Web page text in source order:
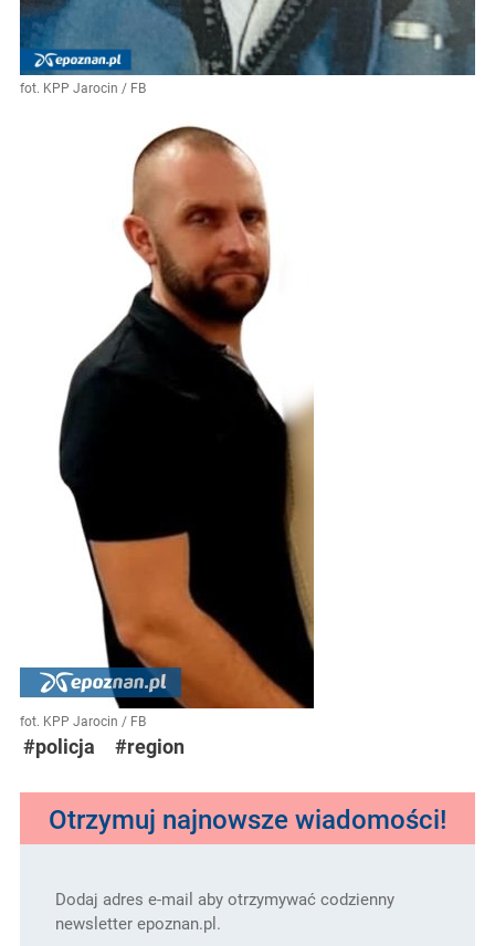
fot. KPP Jarocin / FB
fot. KPP Jarocin / FB
#policja #region
Otrzymuj najnowsze wiadomości!
Dodaj adres e-mail aby otrzymywać codzienny
newsletter epoznan.pl.